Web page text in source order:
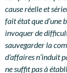
cause réelle et
fait état que d’une
invoquer de
sauvegarder la
d’affaires n’induit
ne suffit pas à